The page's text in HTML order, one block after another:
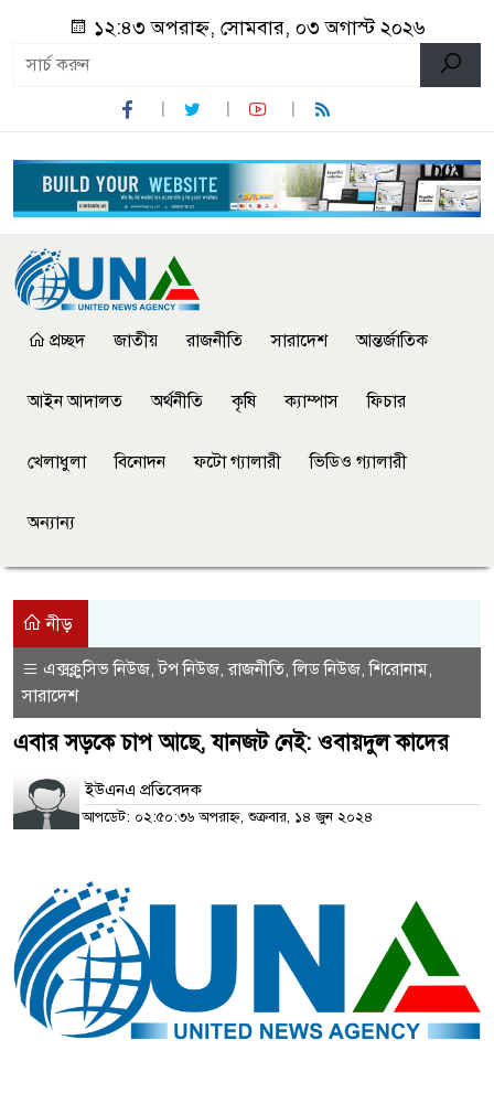
১২:৪৩ অপরাহ্ন, সোমবার, ০৩ অগাস্ট ২০২৬
প্রচ্ছদ জাতীয় রাজনীতি সারাদেশ আন্তর্জাতিক
আইন আদালত অর্থনীতি কৃষি ক্যাম্পাস ফিচার
খেলাধুলা বিনোদন ফটো গ্যালারী ভিডিও গ্যালারী
অন্যান্য
নীড়
এক্সক্লুসিভ নিউজ,টপ নিউজ,রাজনীতি,লিড নিউজ,শিরোনাম,
সারাদেশ
এবার সড়কে চাপ আছে, যানজট নেই: ওবায়দুল কাদের
ইউএনএ প্রতিবেদক
আপডেট: ০২:৫০:৩৬ অপরাহ্ন, শুক্রবার, ১৪ জুন ২০২৪